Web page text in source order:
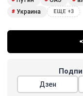
# Украина ЕЩЕ +3
Дзен